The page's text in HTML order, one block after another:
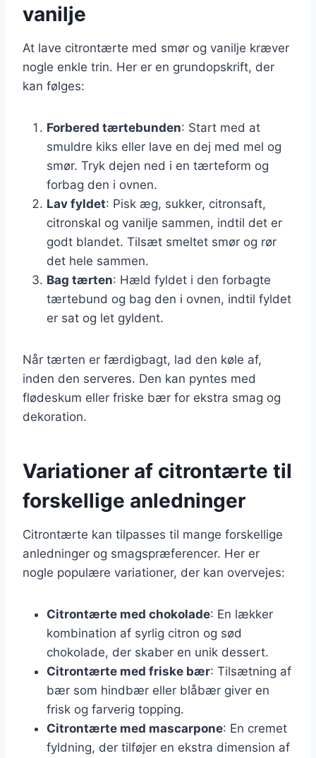
vanilje
At lave citrontærte med smør og vanilje kræver
nogle enkle trin. Her er en grundopskrift, der
kan følges:
Forbered tærtebunden: Start med at
smuldre kiks eller lave en dej med mel og
smør. Tryk dejen ned i en tærteform og
forbag den i ovnen.
Lav fyldet: Pisk æg, sukker, citronsaft,
citronskal og vanilje sammen, indtil det er
godt blandet. Tilsæt smeltet smør og rør
det hele sammen.
Bag tærten: Hæld fyldet i den forbagte
tærtebund og bag den i ovnen, indtil fyldet
er sat og let gyldent.
Når tærten er færdigbagt, lad den køle af,
inden den serveres. Den kan pyntes med
flødeskum eller friske bær for ekstra smag og
dekoration.
Variationer af citrontærte til
forskellige anledninger
Citrontærte kan tilpasses til mange forskellige
anledninger og smagspræferencer. Her er
nogle populære variationer, der kan overvejes:
Citrontærte med chokolade: En lækker
kombination af syrlig citron og sød
chokolade, der skaber en unik dessert.
Citrontærte med friske bær: Tilsætning af
bær som hindbær eller blåbær giver en
frisk og farverig topping.
Citrontærte med mascarpone: En cremet
fyldning, der tilføjer en ekstra dimension af